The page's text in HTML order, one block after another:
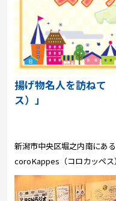
ニュース
天気
プレゼント
Well-being
ショッピ
揚げ物名人を訪ねて
ス）」
新潟市中央区堀之内南にある
coroKappes（コロカッペス